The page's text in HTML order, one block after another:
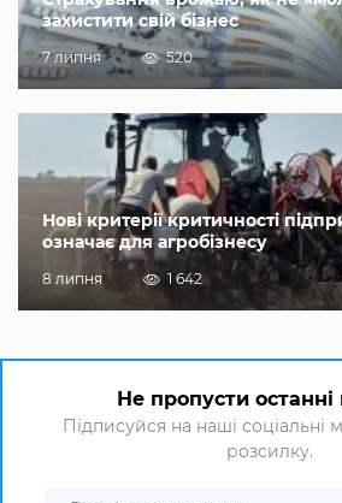
захистити свій бізнес
7 липня 520
Нові критерії критичності
означає для агробізнесу
8 липня 1 642
Не пропусти
Підписуйся на наші соціальні
розсилку.